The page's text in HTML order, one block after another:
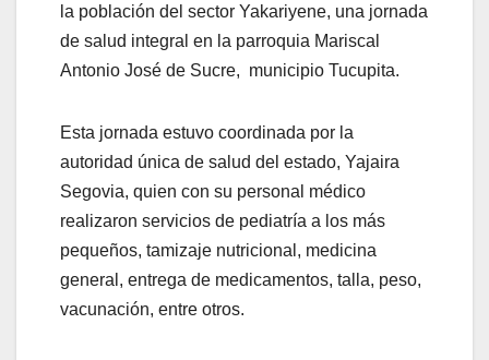
la población del sector Yakariyene, una jornada
de salud integral en la parroquia Mariscal
Antonio José de Sucre, municipio Tucupita.
Esta jornada estuvo coordinada por la
autoridad única de salud del estado, Yajaira
Segovia, quien con su personal médico
realizaron servicios de pediatría a los más
pequeños, tamizaje nutricional, medicina
general, entrega de medicamentos, talla, peso,
vacunación, entre otros.